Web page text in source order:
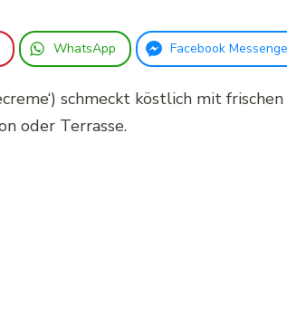
WhatsApp Facebook
schmeckt köstlich mit
oder Terrasse.